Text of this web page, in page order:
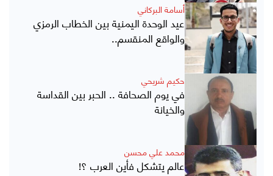
أسامة البركاني
عيد الوحدة اليمنية بين الخطاب الرمزي
والواقع المنقسم..
حكيم شريحي
في يوم الصحافة .. الحبر بين القداسة
والخيانة
محمد علي محسن
عالم يتشكل فأين العرب ؟!